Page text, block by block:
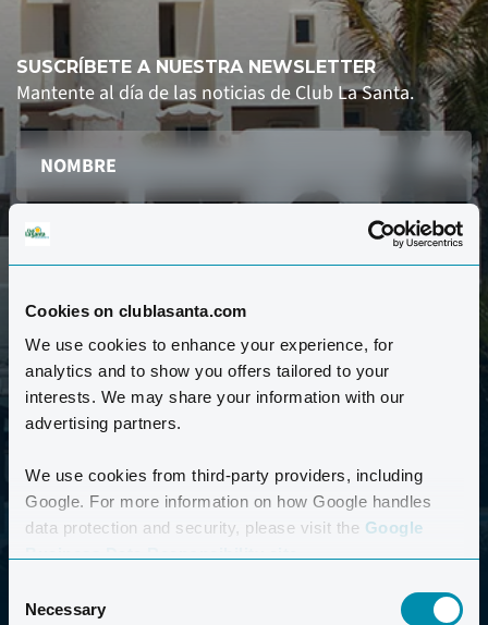
Cookies on clublasanta.com
We use cookies to enhance your experience, for
analytics and to show you offers tailored to your
interests. We may share your information with our
advertising partners.
We use cookies from third-party providers, including
Google. For more information on how Google handles
data protection and security, please visit the Google
Selection
Necessary
SUSCRÍBETE A NUESTRA NEWSLETTER
Mantente al día de las noticias de Club La Santa.
He leído y acepto la política de privacidad de Club
La Santa.Política de privacidad *